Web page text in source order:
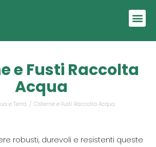
e Fusti Raccolta
Acqua
e Terra Cisterne e Fusti Raccolta Acqua
robusti, durevoli e resistenti queste